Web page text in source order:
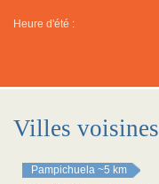
Heure d'été :
Villes voisines
Pampichuela ~5 km